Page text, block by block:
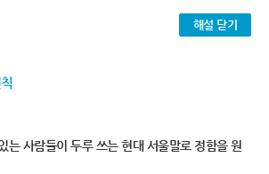
해설 닫기
는 사람들이 두루 쓰는 현대 서울말로 정함을 원